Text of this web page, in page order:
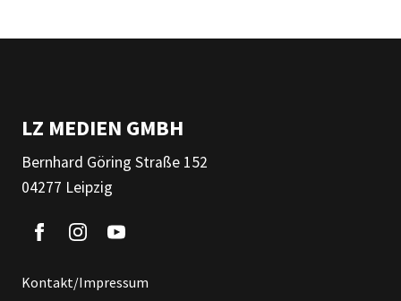
LZ MEDIEN GMBH
Bernhard Göring Straße 152
04277 Leipzig
Kontakt/Impressum